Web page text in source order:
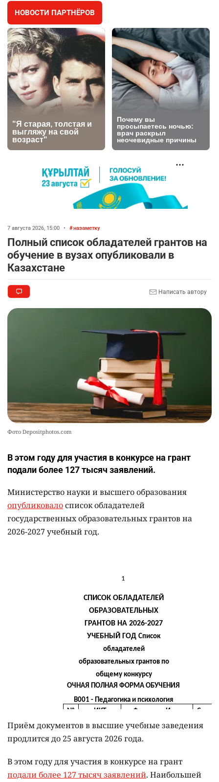
⚠️ Доброе утро, друзья! Предлагаем обзор
главных новостей за 4 августа
2744 0 1
5
🗣Глава государства направил телеграмму
соболезнования родным и близким Халық
қаһарманы Ивана Гапича
2735 2 42
6
🇫🇷 Клуб ПСЖ объявил об открытии своей
футбольной академии в Астане
🚗 Казахстанцев убедили оформить
автокредиты за вознаграждение
2712 0 11
9
💻 В школах Казахстана изменили название и
содержание некоторых предметов
10
2 37
НОВОСТИ ПАРТНЁРОВ
7 августа 2026, 15:00 • назаметку
Полный список обладателей грантов на
обучение в вузах опубликовали в
Казахстане
Написать автору
Фото Depositphotos.com
В этом году для участия в конкурсе на грант
подали более 127 тысяч заявлений.
Министерство науки и высшего образования
опубликовалосписок обладателей
государственных образовательных грантов на
2026-2027 учебный год.
Приём документов в высшие учебные заведения
продлится до 25 августа 2026 года.
В этом году для участия в конкурсе на грант
подали более 127 тысяч заявлений. Наибольшей